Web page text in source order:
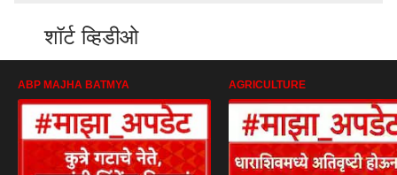
शॉर्ट व्हिडीओ
ABP MAJHA BATMYA AGRICULTURE